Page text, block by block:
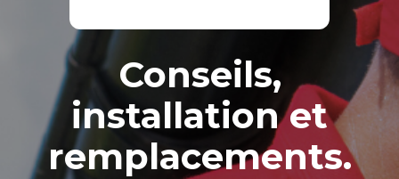
Conseils,
installation et
remplacements.